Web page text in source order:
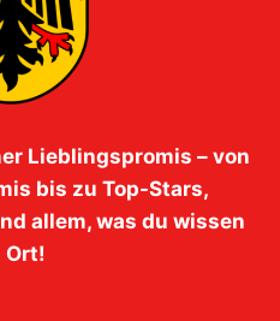
Lieblingspromis – von
bis zu Top-Stars,
allem, was du wissen
Ort!